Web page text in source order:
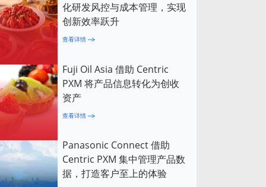
化研发风控与成本管理，实现
创新效率跃升
查看详情
Fuji Oil Asia 借助 Centric
PXM 将产品信息转化为创收
资产
查看详情
Panasonic Connect 借助
Centric PXM 集中管理产品数
据，打造客户至上的体验